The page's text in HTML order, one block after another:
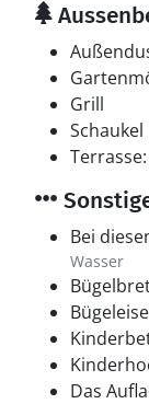
Grill
Schaukel
Terrasse:
Bei
Wasser
Das